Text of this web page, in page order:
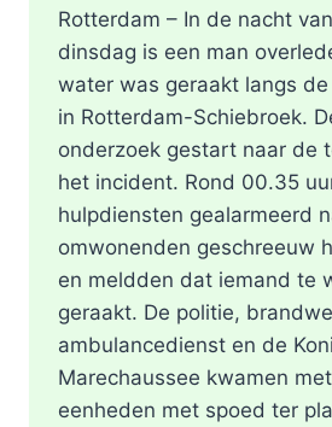
Rotterdam – In de nacht
dinsdag is een man
water was geraakt langs
in Rotterdam-Schiebroek.
onderzoek gestart naar de
het incident. Rond 00.35
hulpdiensten gealarmeerd
omwonenden geschreeuw
en meldden dat iemand te
geraakt. De politie,
ambulancedienst en de
Marechaussee kwamen
eenheden met spoed ter